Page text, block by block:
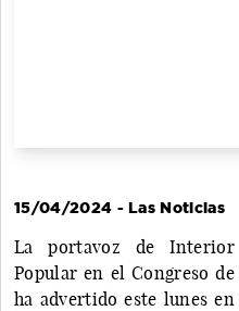
15/04/2024 - Las Noticias
La portavoz de Interior
Popular en el Congreso
ha advertido este lunes